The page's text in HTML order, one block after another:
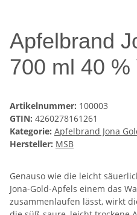
Apfelbrand
700 ml 40 %
Artikelnummer: 100003
GTIN: 4260278161261
Kategorie: Apfelbrand Jona
Hersteller: MSB
Genauso wie die leicht
Jona-Gold-Apfels einem das
zusammenlaufen lässt, wirkt